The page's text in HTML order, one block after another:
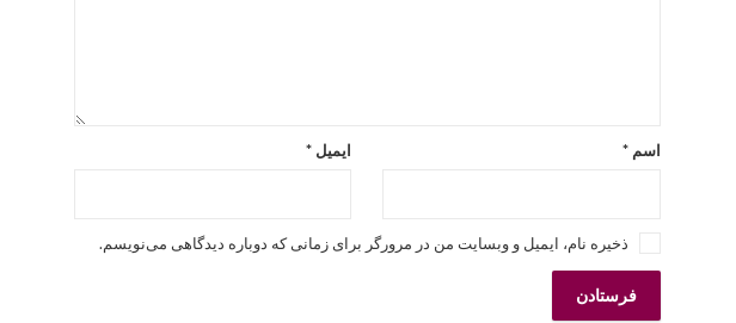
اسم* ایمیل *
ذخیره نام، ایمیل و وبسایت من در مرورگر برای زمانی که دوباره دیدگاهی می‌نویسم.